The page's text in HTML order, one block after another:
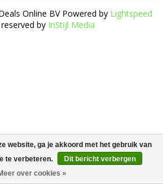
Online BV Powered by Lightspeed
by InStijl Media
website, ga je akkoord met het gebruik van
te verbeteren.
Dit bericht verbergen
over cookies »